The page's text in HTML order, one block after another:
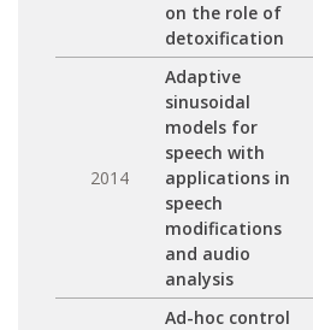
on the role of
detoxification
2014
Adaptive
sinusoidal
models for
speech with
applications in
speech
modifications
and audio
analysis
Ad-hoc control